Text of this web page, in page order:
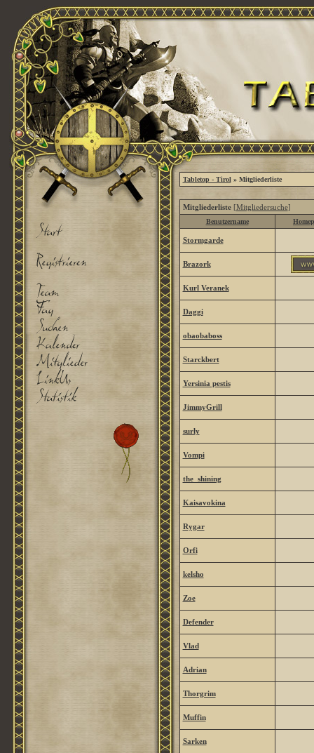
Tabletop - Tirol » Mitgliederliste
Mitgliederliste[Mitgliedersuche]
Benutzername
Stormgarde
Brazork
Kurl Veranek
Daggi
obaobaboss
Starckbert
Yersinia pestis
JimmyGrill
surly
Vompi
the_shining
Kaisavokina
Rygar
Orfi
kelsho
Zoe
Defender
Vlad
Adrian
Thorgrim
Muffin
Sarken